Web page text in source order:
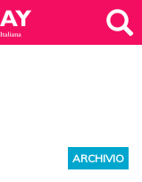
ARCHIVIO